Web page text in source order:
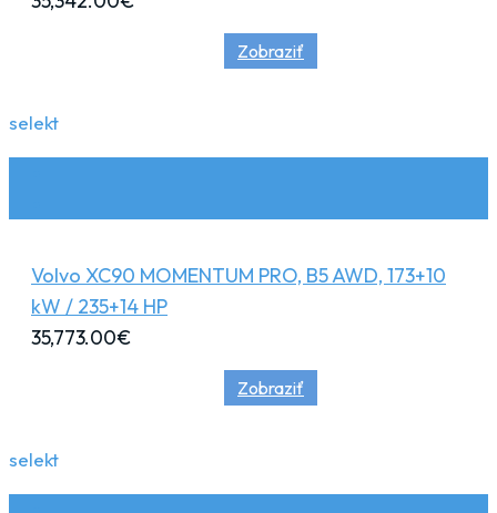
Zobraziť
selekt
Volvo XC90 MOMENTUM PRO, B5 AWD, 173+10
kW / 235+14 HP
35,773.00€
Zobraziť
selekt